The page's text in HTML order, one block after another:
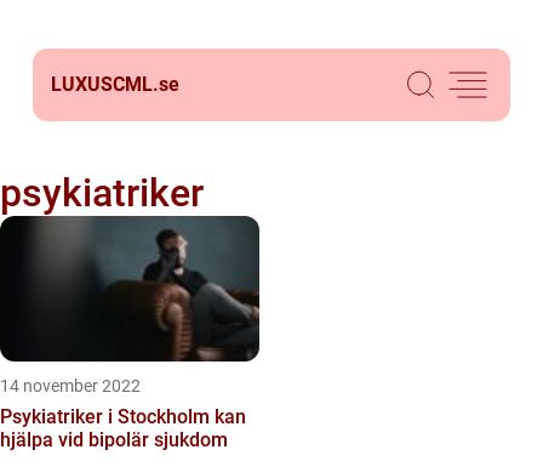
LUXUSCML.se
psykiatriker
14 november 2022
Psykiatriker i Stockholm kan
hjälpa vid bipolär sjukdom